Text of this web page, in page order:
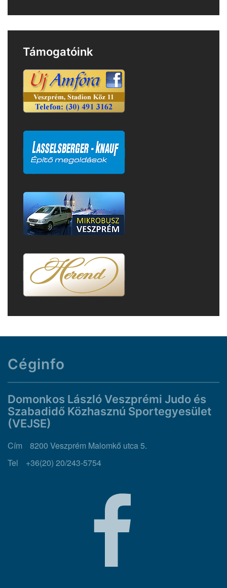
Támogatóink
Céginfo
Domonkos László Veszprémi Judo és
Szabadidő Közhasznú Sportegyesület
(VEJSE)
Cím
8200 Veszprém Malomkő utca 5.
Tel
+36(20) 20/243-5754